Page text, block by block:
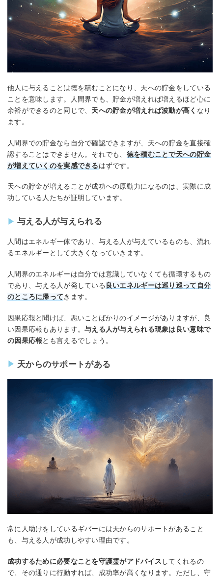
他人に与えることは徳を積むことになり、天への貯金をしている
ことを意味します。人間界でも、貯金が増えれば増えるほど心に
余裕ができるのと同じで、 天への貯金が増えれば波動が高く なり
ます。
人間界での貯金なら自分で確認できますが、天への貯金を直接確
認することはできません。それでも、 徳を積むことで天への貯金
が増えていくのを実感できるはずです。
天への貯金が増えることが成功への原動力になるのは、実際に成
功している人たちが証明しています。
与える人が与えられる
人間はエネルギー体であり、与える人が与えているものも、流れ
るエネルギーとして大きくなっていきます。
人間界のエネルギーは自分では意識していなくても循環するもの
であり、与える人が発している 良いエネルギーは巡り巡って自分
のところに帰ってきます。
因果応報と聞けば、悪いことばかりのイメージがありますが、良
い因果応報もあります。与える人が与えられる現象は良い意味で
の因果応報とも言えるでしょう。
天からのサポートがある
常に人助けをしているギバーには天からのサポートがあること
も、与える人が成功しやすい理由です。
成功するために必要なことを守護霊がアドバイス してくれるの
で、その通りに行動すれば、成功率が高くなります。ただし、守